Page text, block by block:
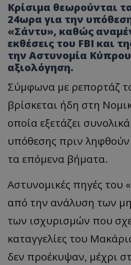
Κρίσιμα θεωρούνται
24ωρα για την
«Σάντυ», καθώς
εκθέσεις του FBI και
την Αστυνομία
αξιολόγηση.
Σύμφωνα με ρεπορτάζ
βρίσκεται ήδη στη
οποία εξετάζει
υπόθεσης πριν
τα επόμενα βήματα.
Αστυνομικές πηγές του
από την ανάλυση των
των ισχυρισμών που
καταγγελίες του
δεν προέκυψαν, μέχρι